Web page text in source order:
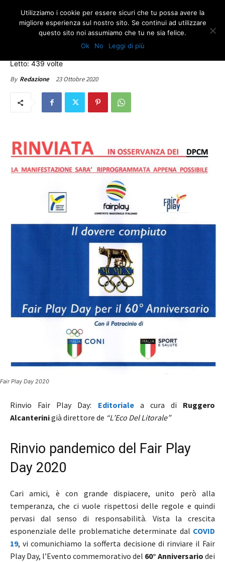
ULTIME NOTIZIE
Rinvio Fair Play Day 2020
Letto: 439 volte
By Redazione 23 Ottobre 2020
Fair Play Day 2020
Rinvio Fair Play Day: Editoriale a cura di Ruggero
Alcanterinigià direttore de “L’Eco Del Litorale”
Rinvio pandemico del Fair Play
Day 2020
Cari amici, è con grande dispiacere, unito però alla
temperanza, che ci vuole rispettosi delle regole e quindi
pervasi dal senso di responsabilità. Vista la crescita
esponenziale delle problematiche determinate dal COVID
19, vi comunichiamo la sofferta decisione di rinviare il Fair
Play Day, l’Evento commemorativo del 60° Anniversario dei
Utilizziamo i cookie per essere sicuri che tu possa avere la
migliore esperienza sul nostro sito. Se continui ad utilizzare
questo sito noi assumiamo che tu ne sia felice.
Ok
No Leggi di più